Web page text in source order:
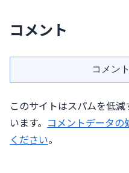
コメント
コメン
このサイトはスパムを低
います。 コメントデータ
ください。